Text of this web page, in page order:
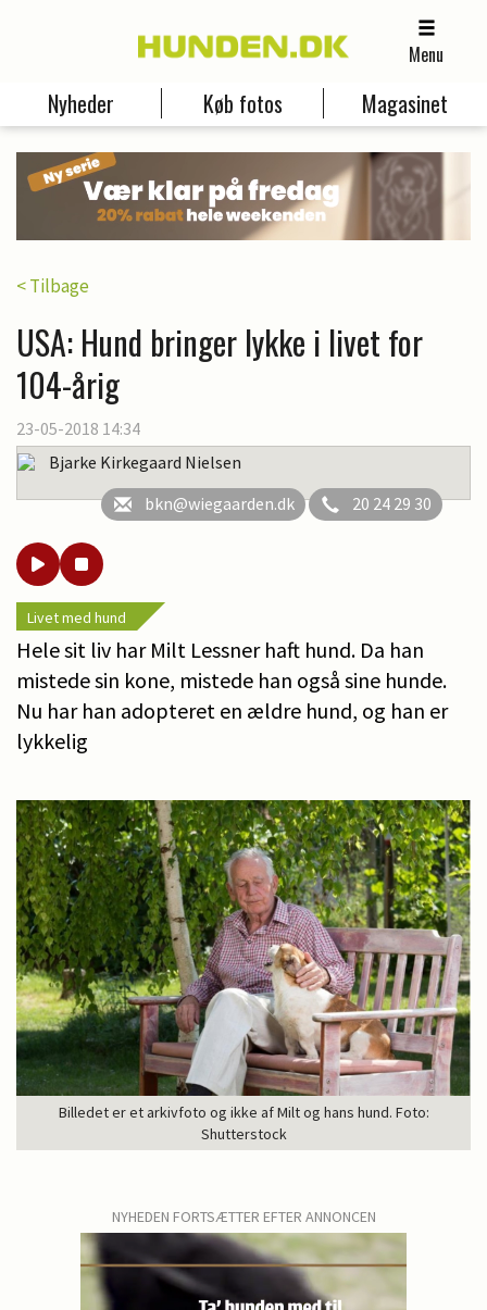
Menu
Nyheder Køb fotos Magasinet
< Tilbage
USA: Hund bringer lykke i livet for
104-årig
23-05-2018 14:34
Bjarke Kirkegaard Nielsen
bkn@wiegaarden.dk
20 24 29 30
Livet med hund
Hele sit liv har Milt Lessner haft hund. Da han
mistede sin kone, mistede han også sine hunde.
Nu har han adopteret en ældre hund, og han er
lykkelig
Billedet er et arkivfoto og ikke af Milt og hans hund. Foto:
Shutterstock
NYHEDEN FORTSÆTTER EFTER ANNONCEN